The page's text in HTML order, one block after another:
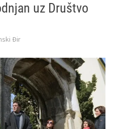
uz Društvo
Đir